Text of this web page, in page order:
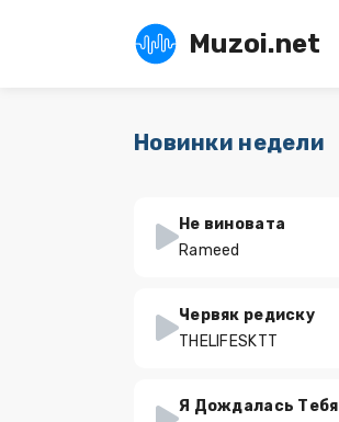
Muzoi.net
Новинки недели
Не виновата
Rameed
Червяк редиску
THELIFESKTT
Я Дождалась Тебя